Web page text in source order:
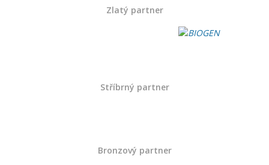
Zlatý partner
Stříbrný partner
Bronzový partner